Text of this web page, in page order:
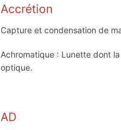
Accrétion
Capture et condensation de
Achromatique : Lunette dont
optique.
AD